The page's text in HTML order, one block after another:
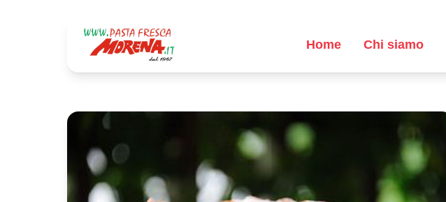
Home Chi siamo